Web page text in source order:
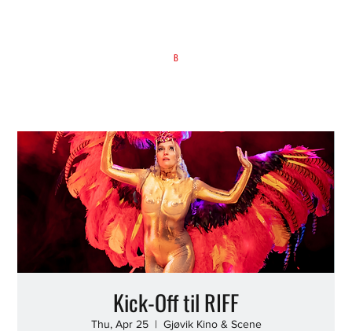
B
Kick-Off til RIFF
Thu, Apr 25
  |
Gjøvik Kino & Scene